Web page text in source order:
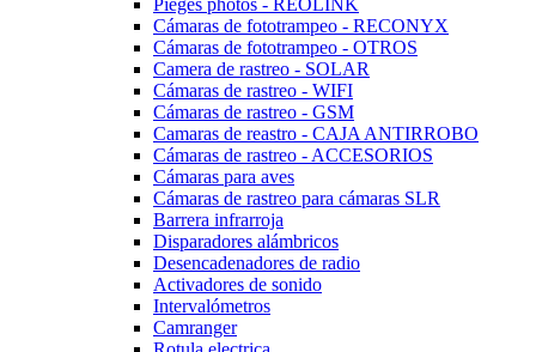
Pièges photos - REOLINK
Cámaras de fototrampeo - RECONYX
Cámaras de fototrampeo - OTROS
Camera de rastreo - SOLAR
Cámaras de rastreo - WIFI
Cámaras de rastreo - GSM
Camaras de reastro - CAJA ANTIRROBO
Cámaras de rastreo - ACCESORIOS
Cámaras para aves
Cámaras de rastreo para cámaras SLR
Barrera infrarroja
Disparadores alámbricos
Desencadenadores de radio
Activadores de sonido
Intervalómetros
Camranger